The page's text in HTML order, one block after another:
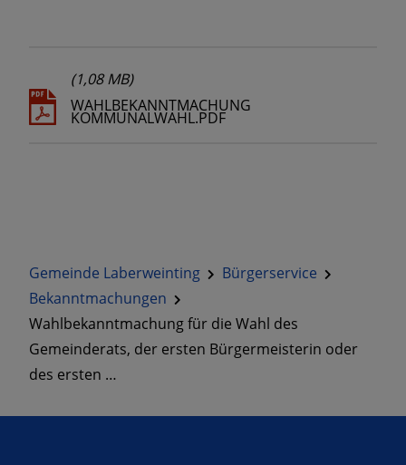
Gemeinde Laberweinting
Bürgerservice
Bekanntmachungen
Wahlbekanntmachung für die Wahl des
Gemeinderats, der ersten Bürgermeisterin oder
des ersten …
(1,08 MB)
WAHLBEKANNTMACHUNG
KOMMUNALWAHL.PDF